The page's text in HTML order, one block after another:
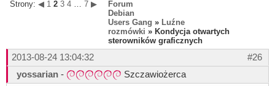
Strony: ◀ 1 2 3 4 … 7 ▶
Forum
Debian
Users Gang » Luźne
rozmówki » Kondycja otwartych
sterowników graficznych
#26
2013-08-24 13:04:32
yossarian - Szczawiożerca